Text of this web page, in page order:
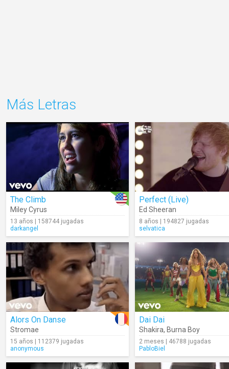
Más Letras
The Climb
Miley Cyrus
13 años | 158744 jugadas
darkangel
Perfect (Live)
Ed Sheeran
8 años | 194827 jugadas
selvatica
Alors On Danse
Stromae
15 años | 112379 jugadas
anonymous
Dai Dai
Shakira, Burna Boy
2 meses | 46788 jugadas
PabloBiel